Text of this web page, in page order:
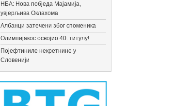
НБА: Нова побједа Мајамија,
увјерљива Оклахома
Албанци затечени због споменика
Олимпијакос освојио 40. титулу!
Појефтиниле некретнине у
Словенији